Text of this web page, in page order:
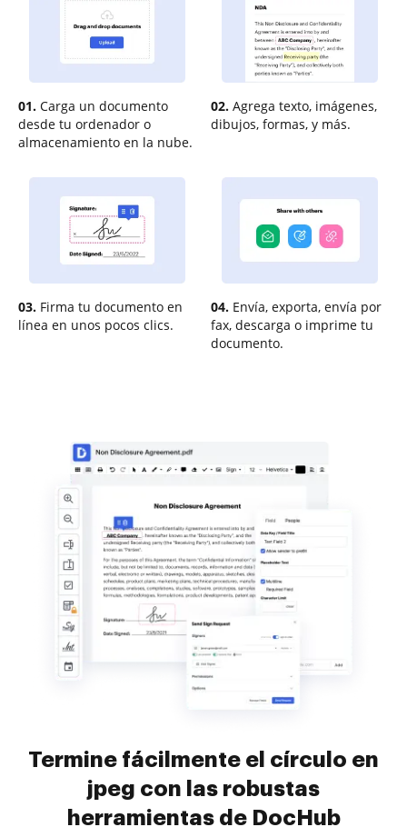
01. Carga un documento
desde tu ordenador o
almacenamiento en la nube.
02. Agrega texto, imágenes,
dibujos, formas, y más.
03. Firma tu documento en
línea en unos pocos clics.
04. Envía, exporta, envía por
fax, descarga o imprime tu
documento.
Termine fácilmente el círculo en
jpeg con las robustas
herramientas de DocHub